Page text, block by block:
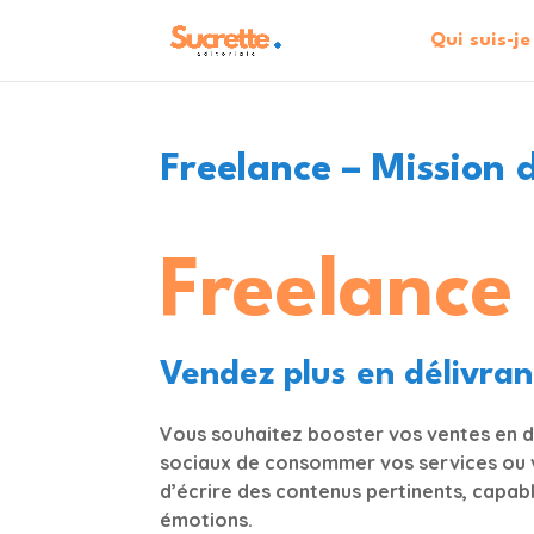
Qui suis-je
Freelance – Mission
Vendez plus en
Vous souhaitez booster vos ventes en
sociaux de consommer vos services
d’écrire des contenus pertinents,
émotions.